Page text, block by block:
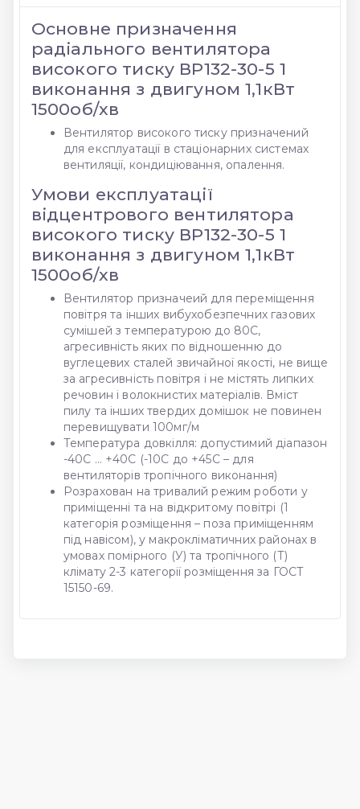
Основне призначення
радіального вентилятора
високого тиску ВР132-30-5 1
виконання з двигуном 1,1кВт
1500об/хв
Вентилятор високого тиску призначений
для експлуатації в стаціонарних системах
вентиляції, кондиціювання, опалення.
Умови експлуатації
відцентрового вентилятора
високого тиску ВР132-30-5 1
виконання з двигуном 1,1кВт
1500об/хв
Вентилятор призначеий для переміщення
повітря та інших вибухобезпечних газових
сумішей з температурою до 80С,
агресивність яких по відношенню до
вуглецевих сталей звичайної якості, не вище
за агресивність повітря і не містять липких
речовин і волокнистих матеріалів. Вміст
пилу та інших твердих домішок не повинен
перевищувати 100мг/м
Температура довкілля: допустимий діапазон
-40С … +40С (-10С до +45С – для
вентиляторів тропічного виконання)
Розрахован на тривалий режим роботи у
приміщенні та на відкритому повітрі (1
категорія розміщення – поза приміщенням
під навісом), у макрокліматичних районах в
умовах помірного (У) та тропічного (Т)
клімату 2-3 категорії розміщення за ГОСТ
15150-69.